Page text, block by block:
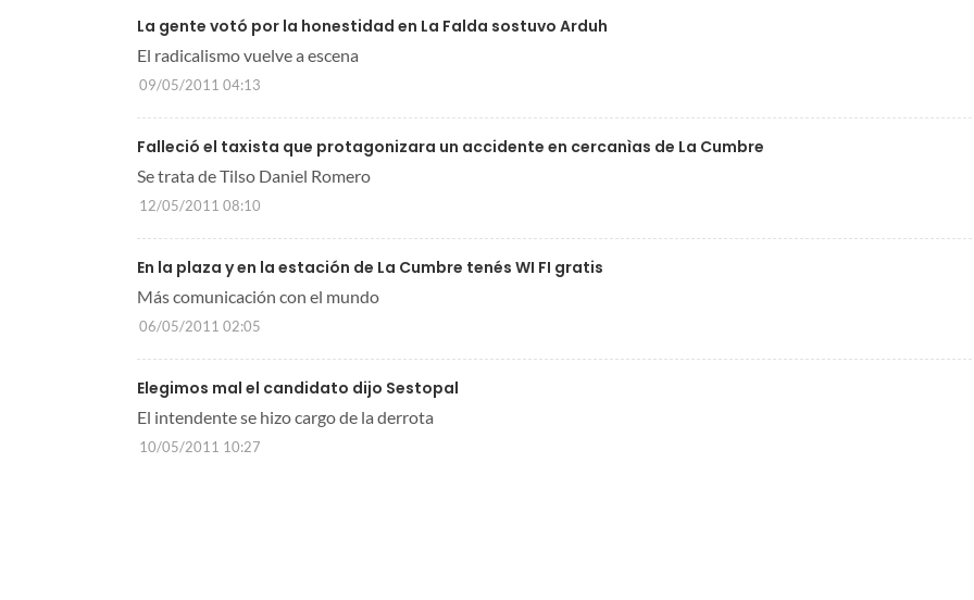
La gente votó por la honestidad en La Falda sostuvo Arduh
El radicalismo vuelve a escena
09/05/2011 04:13
Falleció el taxista que protagonizara un accidente en cercanìas de La Cumbre
Se trata de Tilso Daniel Romero
12/05/2011 08:10
En la plaza y en la estación de La Cumbre tenés WI FI gratis
Más comunicación con el mundo
06/05/2011 02:05
Elegimos mal el candidato dijo Sestopal
El intendente se hizo cargo de la derrota
10/05/2011 10:27